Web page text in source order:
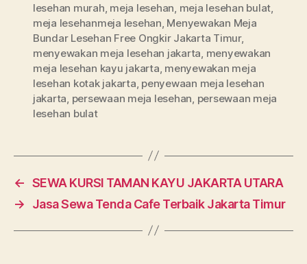
lesehan murah meja lesehan meja lesehan bulat
meja lesehanmeja lesehan Menyewakan Meja
Bundar Lesehan Free Ongkir Jakarta Timur,
menyewakan meja lesehan jakarta menyewakan
meja lesehan kayu jakarta menyewakan meja
lesehan kotak jakarta penyewaan meja lesehan
jakarta persewaan meja lesehan persewaan meja
lesehan bulat
← SEWA KURSI TAMAN KAYU JAKARTA UTARA
→
Jasa Sewa Tenda Cafe Terbaik Jakarta Timur